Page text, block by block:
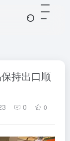
持出口顺
0 0